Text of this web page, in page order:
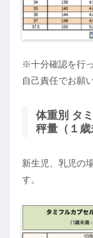
※十分確認を行
自己責任でお願
体重別 タ
秤量（１歳
新生児、乳児の
す。